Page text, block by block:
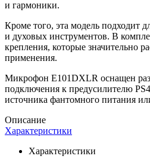
и гармоники.
Кроме того, эта модель подходит
и духовых инструментов. В
крепления, которые значительно
применения.
Микрофон E101DXLR оснащен
подключения к предусилителю
источника фантомного питания
Описание
Характеристики
Характеристики